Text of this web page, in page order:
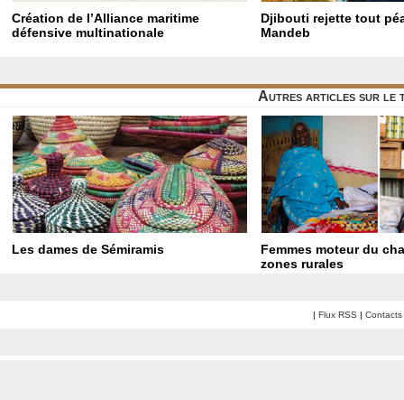
Création de l’Alliance maritime
défensive multinationale
Djibouti rejette tout
Mandeb
Autres articles sur le
Les dames de Sémiramis
Femmes moteur du
zones rurales
| Flux RSS | Contacts